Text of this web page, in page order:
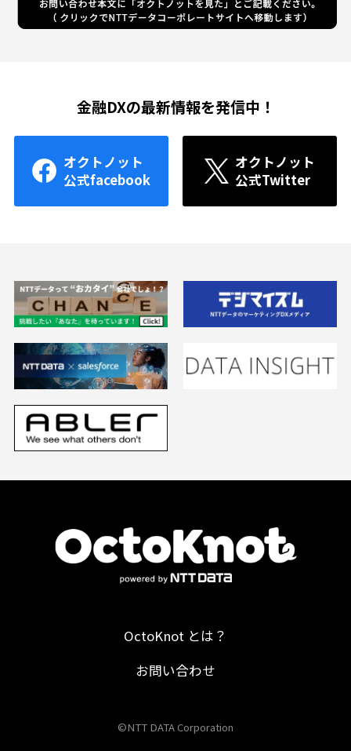
金融DXの最新情報を発信中！
オクトノット
公式facebook
オクトノット
公式Twitter
OctoKnot とは？
お問い合わせ
©NTT DATA Corporation